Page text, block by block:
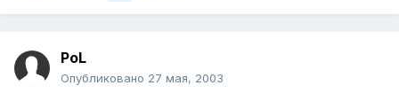
PoL
Опубликовано 27 мая, 2003